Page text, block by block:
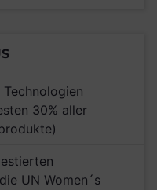
30% aller
UN Women´s